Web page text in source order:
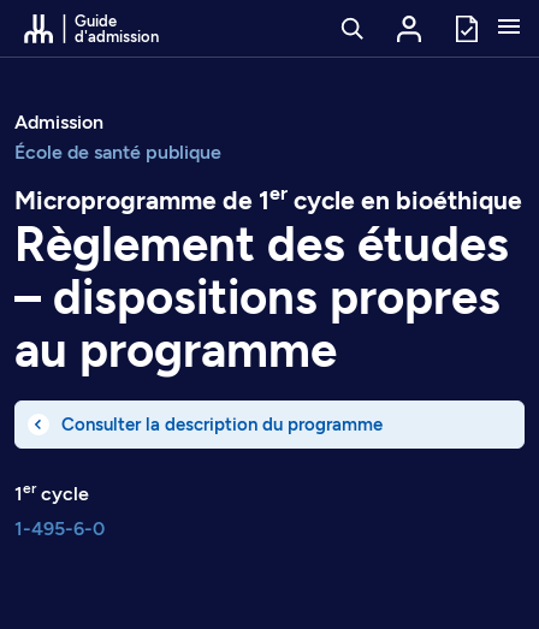
Passer au contenu
Guide
d'admission
Admission
École de santé publique
Microprogramme de 1er cycle en bioéthique
Règlement des études
– dispositions propres
au programme
Consulter la description du programme
1ercycle
1-495-6-0